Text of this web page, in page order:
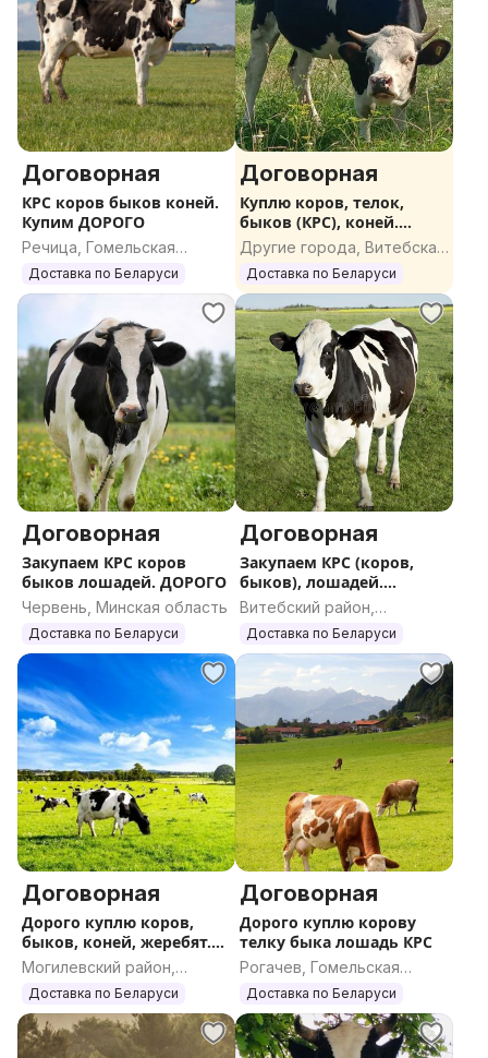
Договорная
КРС коров быков коней.
Купим ДОРОГО
Речица, Гомельская
область
Доставка по Беларуси
Договорная
Куплю коров, телок,
быков (КРС), коней.
ДОРОГО
Другие города, Витебская
область
Доставка по Беларуси
Договорная
Закупаем КРС коров
быков лошадей. ДОРОГО
Червень, Минская область
Доставка по Беларуси
Договорная
Закупаем КРС (коров,
быков), лошадей.
ДОРОГО
Витебский район,
Витебская область
Доставка по Беларуси
Договорная
Дорого куплю коров,
быков, коней, жеребят.
КРС
Могилевский район,
Могилевская область
Доставка по Беларуси
Договорная
Дорого куплю корову
телку быка лошадь КРС
Рогачев, Гомельская
область
Доставка по Беларуси